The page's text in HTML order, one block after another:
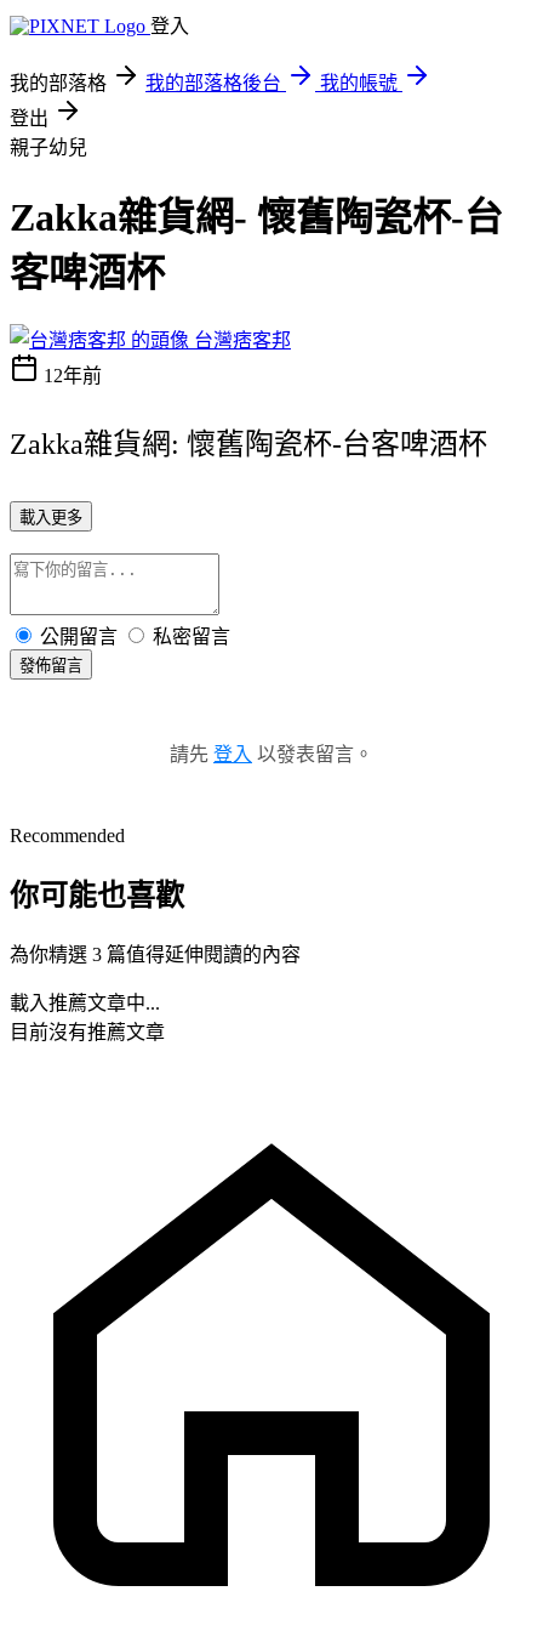
登入
我的部落格 我的部落格後台
我的帳號
登出
親子幼兒
Zakka雜貨網- 懷舊陶瓷杯-台
客啤酒杯
台灣痞客邦
12年前
Zakka雜貨網: 懷舊陶瓷杯-台客啤酒杯
載入更多
公開留言 私密留言
發佈留言
請先 登入 以發表留言。
Recommended
你可能也喜歡
為你精選 3 篇值得延伸閱讀的內容
載入推薦文章中...
目前沒有推薦文章